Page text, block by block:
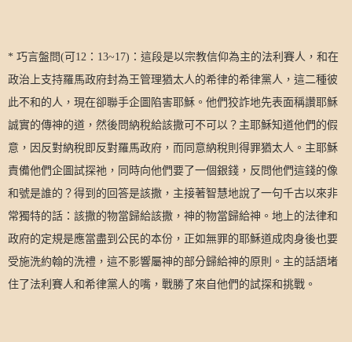
* 巧言盤問(可12 ： 13~17) ：這段是以宗教信仰為主的法利賽人，和在
政治上支持羅馬政府封為王管理猶太人的希律的希律黨人，這二種彼
此不和的人，現在卻聯手企圖陷害耶穌。他們狡詐地先表面稱讚耶穌
誠實的傳神的道，然後問納稅給該撒可不可以？主耶穌知道他們的假
意，因反對納稅即反對羅馬政府，而同意納稅則得罪猶太人。主耶穌
責備他們企圖試探祂，同時向他們要了一個銀錢，反問他們這錢的像
和號是誰的？得到的回答是該撒，主接著智慧地說了一句千古以來非
常獨特的話：該撒的物當歸給該撒，神的物當歸給神。地上的法律和
政府的定規是應當盡到公民的本份，正如無罪的耶穌道成肉身後也要
受施洗約翰的洗禮，這不影響屬神的部分歸給神的原則。主的話語堵
住了法利賽人和希律黨人的嘴，戰勝了來自他們的試探和挑戰。